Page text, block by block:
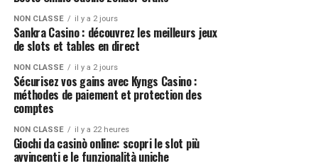
NON CLASSÉ il y a 2 jours
Sankra Casino : découvrez les meilleurs jeux
de slots et tables en direct
NON CLASSÉ il y a 2 jours
Sécurisez vos gains avec Kyngs Casino :
méthodes de paiement et protection des
comptes
NON CLASSÉ il y a 22 heures
Giochi da casinò online: scopri le slot più
avvincenti e le funzionalità uniche